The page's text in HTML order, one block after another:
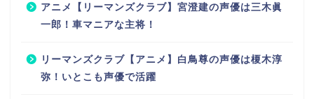
アニメ【リーマンズクラブ】宮澄建の声優は三木眞
一郎！車マニアな主将！
リーマンズクラブ【アニメ】白鳥尊の声優は榎木淳
弥！いとこも声優で活躍